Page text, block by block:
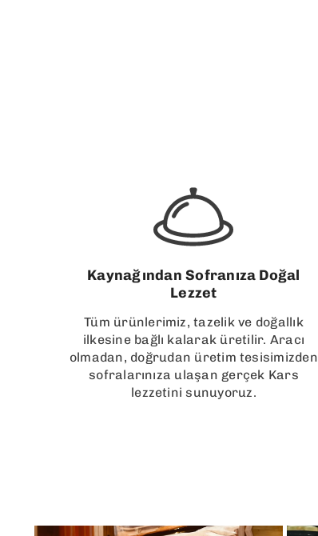
Kaynağından Sofranıza Doğal
Lezzet
Tüm ürünlerimiz, tazelik ve doğallık
ilkesine bağlı kalarak üretilir. Aracı
olmadan, doğrudan üretim tesisimizden
sofralarınıza ulaşan gerçek Kars
lezzetini sunuyoruz.